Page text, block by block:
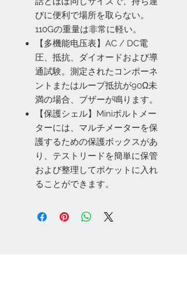
びに便利で場所を取らない。
110Gの重量は非常に軽い。
【多機能电压表】AC / DC電
圧、抵抗、ダイオードおよび導
通試験。測定されたコンポーネ
ントまたはループ抵抗が90Ω未
満の場合、ブザーが鳴ります。
【保護シェル】Miniボルトメー
ターには、マルチメーターを保
護するための保護ボックスがあ
り、テストリードを簡単に保管
および整理してポケットに入れ
ることができます。